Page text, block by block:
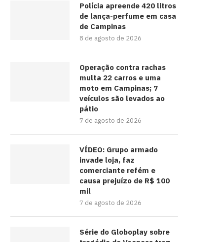
Polícia apreende 420 litros
de lança-perfume em casa
de Campinas
8 de agosto de 2026
Operação contra rachas
multa 22 carros e uma
moto em Campinas; 7
veículos são levados ao
pátio
7 de agosto de 2026
VÍDEO: Grupo armado
invade loja, faz
comerciante refém e
causa prejuízo de R$ 100
mil
7 de agosto de 2026
Série do Globoplay sobre